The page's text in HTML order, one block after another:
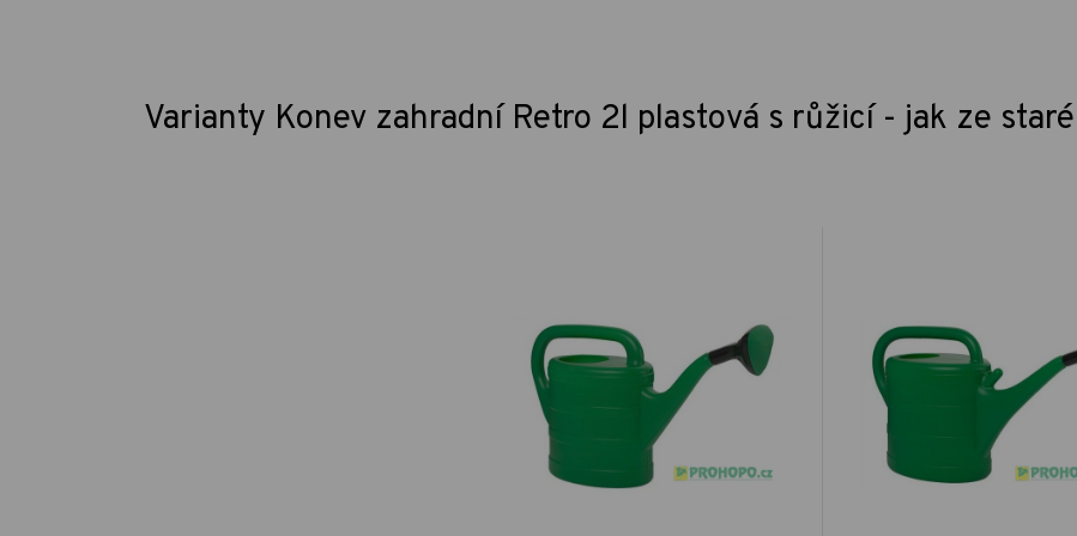
Varianty Konev zahradní Retro 2l plastová s růžicí - jak ze